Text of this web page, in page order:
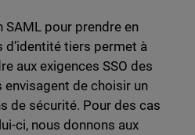
SAML pour prendre en
tiers permet à
aux exigences SSO des
envisagent de choisir un
de sécurité. Pour des cas
ci, nous donnons aux